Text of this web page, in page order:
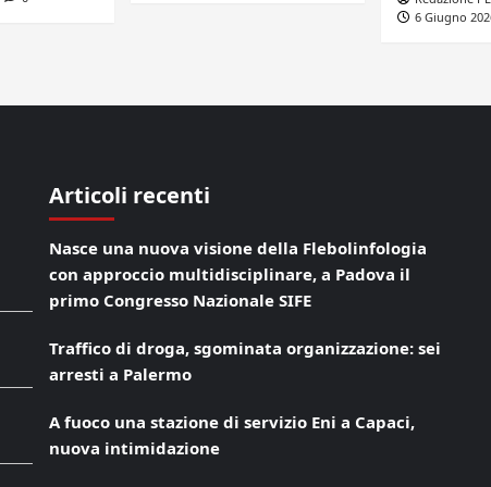
6 Giugno
Articoli recenti
Nasce una nuova visione della Flebolinfologia
con approccio multidisciplinare, a Padova il
primo Congresso Nazionale SIFE
Traffico di droga, sgominata organizzazione: sei
arresti a Palermo
A fuoco una stazione di servizio Eni a Capaci,
nuova intimidazione